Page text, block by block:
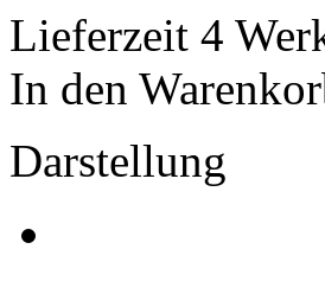
Lieferzeit 4
In den
Darstellung